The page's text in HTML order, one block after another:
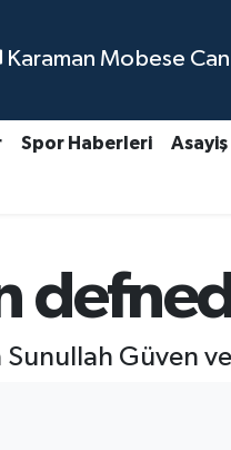
Karaman Mobese
Spor Haberleri
Sunullah Güven